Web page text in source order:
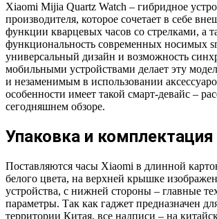
Xiaomi Mijia Quartz Watch – гибридное
производителя, которое сочетает в себе
функции кварцевых часов со стрелками, а
функциональность современных носимых
универсальный дизайн и возможность
мобильными устройствами делает эту
и незаменимым в использовании
особенности имеет такой смарт-девайс –
сегодняшнем обзоре.
Упаковка и комплектация
Поставляются часы Xiaomi в длинной
белого цвета, на верхней крышке
устройства, с нижней стороны – главные
параметры. Так как гаджет предназначен
территории Китая, все надписи – на